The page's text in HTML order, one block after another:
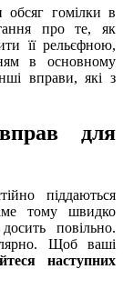
обсяг гомілки в
про те, як
її рельєфною,
в основному
вправи, які з
для
піддаються
тому швидко
повільно.
Щоб ваші
наступних